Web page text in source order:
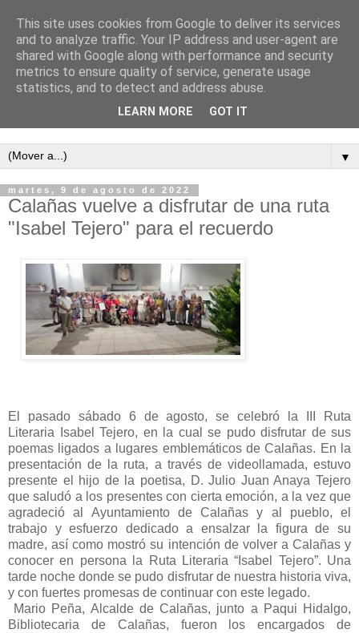
Semanario independiente de Calañas
▼
martes, 9 de agosto de 2022
Calañas vuelve a disfrutar de una ruta
"Isabel Tejero" para el recuerdo
El pasado sábado 6 de agosto, se celebró la III Ruta
Literaria Isabel Tejero, en la cual se pudo disfrutar de sus
poemas ligados a lugares emblemáticos de Calañas. En la
presentación de la ruta, a través de videollamada, estuvo
presente el hijo de la poetisa, D. Julio Juan Anaya Tejero
que saludó a los presentes con cierta emoción, a la vez que
agradeció al Ayuntamiento de Calañas y al pueblo, el
trabajo y esfuerzo dedicado a ensalzar la figura de su
madre, así como mostró su intención de volver a Calañas y
conocer en persona la Ruta Literaria “Isabel Tejero”. Una
tarde noche donde se pudo disfrutar de nuestra historia viva,
y con fuertes promesas de continuar con este legado.
Mario Peña, Alcalde de Calañas, junto a Paqui Hidalgo,
Bibliotecaria de Calañas, fueron los encargados de
This site uses cookies from Google to deliver its services
and to analyze traffic. Your IP address and user-agent are
shared with Google along with performance and security
metrics to ensure quality of service, generate usage
statistics, and to detect and address abuse.
LEARN MORE GOT IT